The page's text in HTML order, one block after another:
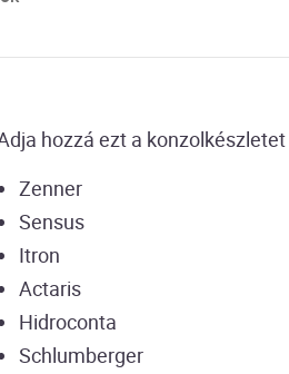
hozzá ezt a
Zenner
Sensus
Itron
Actaris
Hidroconta
Schlumberger